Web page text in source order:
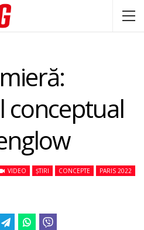
conceptual
VIDEO ȘTIRI CONCEPTE PARIS 2022